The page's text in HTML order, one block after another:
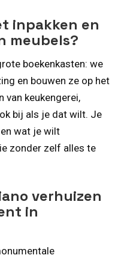
inpakken en
meubels?
boekenkasten: we
en bouwen ze op het
van keukengerei,
bij als je dat wilt. Je
wat je wilt
zonder zelf alles te
verhuizen
in